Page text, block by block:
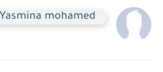
Yasmina mohamed